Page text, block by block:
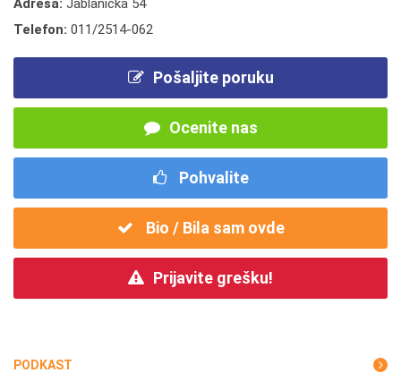
Adresa: Jablanička 54
Telefon: 011/2514-062
Pošaljite poruku
Ocenite nas
Pohvalite
Bio / Bila sam ovde
Prijavite grešku!
PODKAST